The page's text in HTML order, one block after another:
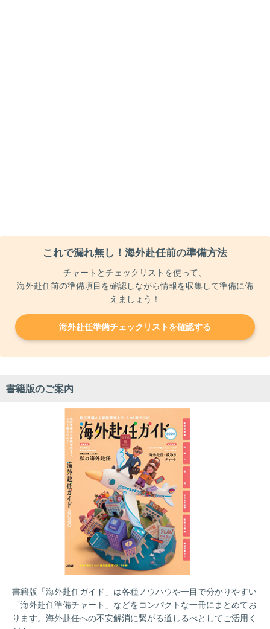
これで漏れ無し！海外赴任前の準備方法
チャートとチェックリストを使って、
海外赴任前の準備項目を確認しながら情報を収集して準備に備
えましょう！
海外赴任準備チェックリストを確認する
書籍版のご案内
書籍版「海外赴任ガイド」は各種ノウハウや一目で分かりやすい
「海外赴任準備チャート」などをコンパクトな一冊にまとめてお
ります。海外赴任への不安解消に繋がる道しるべとしてご活用く